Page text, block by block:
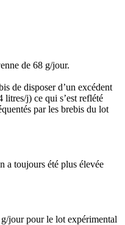
de 68 g/jour.
de disposer d’un excédent
j) ce qui s’est reflété
par les brebis du lot
a toujours été plus élevée
jour pour le lot expérimental